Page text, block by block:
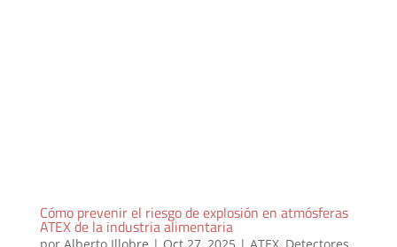
Cómo prevenir el riesgo de explosión en atmósferas
ATEX de la industria alimentaria